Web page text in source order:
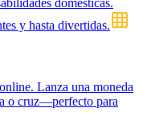
domésticas.
y hasta divertidas.
Lanza una moneda
o cruz—perfecto para